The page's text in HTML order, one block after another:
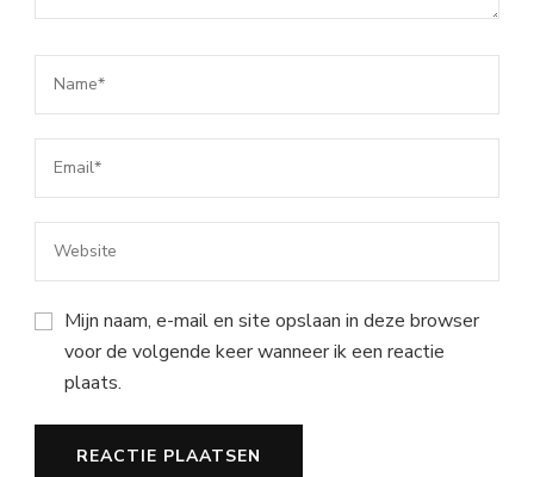
Mijn naam, e-mail en site opslaan in deze browser
voor de volgende keer wanneer ik een reactie
plaats.